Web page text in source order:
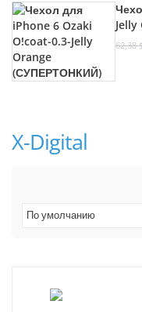
62,38
X-Digital
По умолчанию